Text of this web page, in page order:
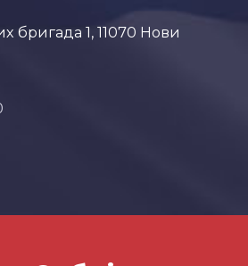
бригада 1, 11070 Нови